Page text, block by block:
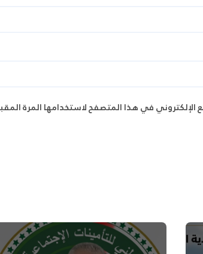
الإلكتروني في هذا المتصفح لاستخدامها المرة